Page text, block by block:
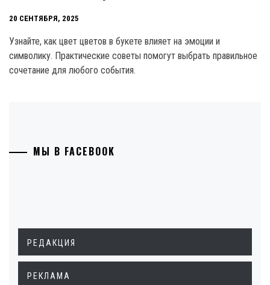
20 СЕНТЯБРЯ, 2025
Узнайте, как цвет цветов в букете влияет на эмоции и
символику. Практические советы помогут выбрать правильное
сочетание для любого события.
МЫ В FACEBOOK
РЕДАКЦИЯ
РЕКЛАМА